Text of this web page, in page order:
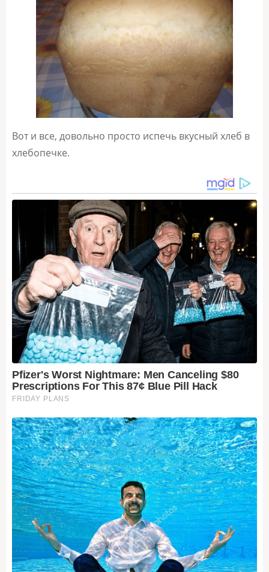
Вот и все, довольно просто испечь вкусный хлеб в
хлебопечке.